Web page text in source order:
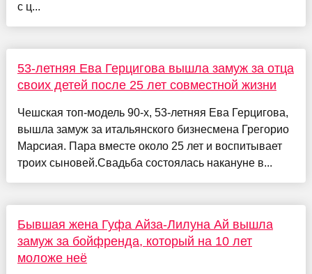
с ц...
53-летняя Ева Герцигова вышла замуж за отца
своих детей после 25 лет совместной жизни
Чешская топ-модель 90-х, 53-летняя Ева Герцигова,
вышла замуж за итальянского бизнесмена Грегорио
Марсиая. Пара вместе около 25 лет и воспитывает
троих сыновей.Свадьба состоялась накануне в...
Бывшая жена Гуфа Айза-Лилуна Ай вышла
замуж за бойфренда, который на 10 лет
моложе неё